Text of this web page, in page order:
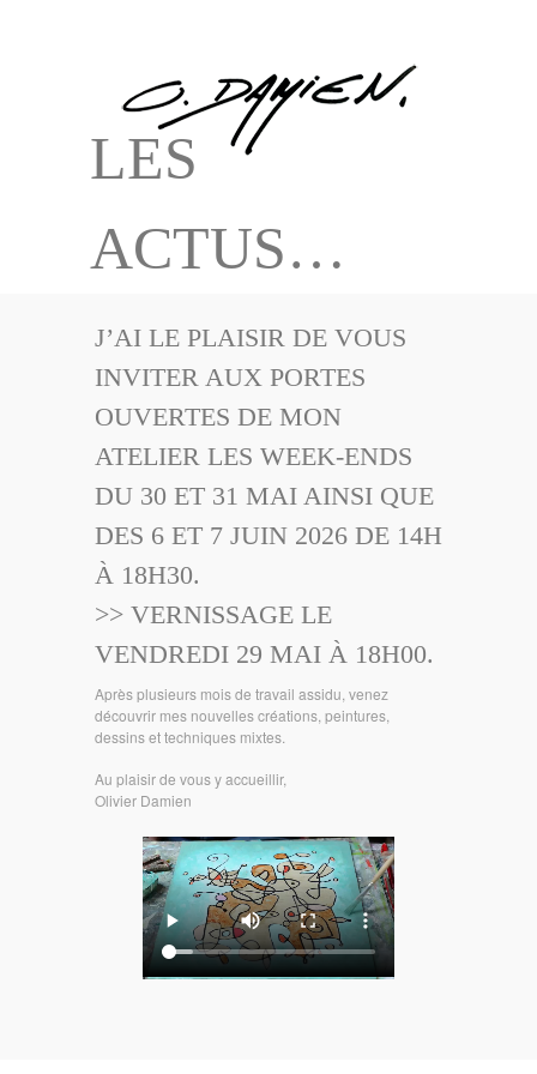
LES
ACTUS…
J’AI LE PLAISIR DE VOUS
INVITER AUX PORTES
OUVERTES DE MON
ATELIER LES WEEK-ENDS
DU 30 ET 31 MAI AINSI QUE
DES 6 ET 7 JUIN 2026 DE 14H
À 18H30.
>> VERNISSAGE LE
VENDREDI 29 MAI À 18H00.
Après plusieurs mois de travail assidu, venez
découvrir mes nouvelles créations, peintures,
dessins et techniques mixtes.
Au plaisir de vous y accueillir,
Olivier Damien